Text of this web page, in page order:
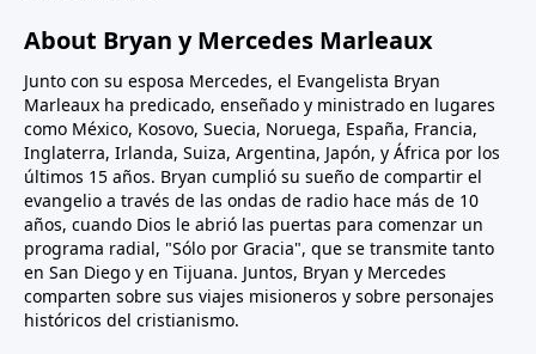
About Bryan y Mercedes Marleaux
Junto con su esposa Mercedes, el Evangelista Bryan
Marleaux ha predicado, enseñado y ministrado en lugares
como México, Kosovo, Suecia, Noruega, España, Francia,
Inglaterra, Irlanda, Suiza, Argentina, Japón, y África por los
últimos 15 años. Bryan cumplió su sueño de compartir el
evangelio a través de las ondas de radio hace más de 10
años, cuando Dios le abrió las puertas para comenzar un
programa radial, "Sólo por Gracia", que se transmite tanto
en San Diego y en Tijuana. Juntos, Bryan y Mercedes
comparten sobre sus viajes misioneros y sobre personajes
históricos del cristianismo.